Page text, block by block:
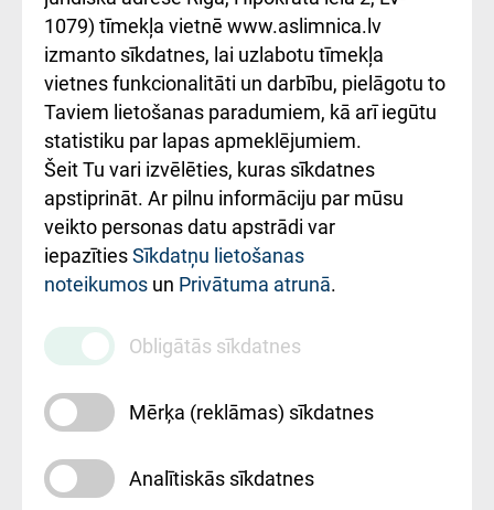
Kā pie mums nokļūt
Rēķinu apmaksas
ceļvedis
Rekvizīti un
ārstniecības
iestādes kods
010000234
Maksas
pakalpojumu
cenrādis
1079) tīmekļa vietnē www.aslimnica.lv
izmanto sīkdatnes, lai uzlabotu tīmekļa
vietnes funkcionalitāti un darbību, pielāgotu to
Taviem lietošanas paradumiem, kā arī iegūtu
statistiku par lapas apmeklējumiem.
Šeit Tu vari izvēlēties, kuras sīkdatnes
apstiprināt. Ar pilnu informāciju par mūsu
veikto personas datu apstrādi var
iepazītiesSīkdatņu lietošanas
noteikumos un Privātuma atrunā.
Obligātās sīkdatnes
Mērķa (reklāmas) sīkdatnes
Analītiskās sīkdatnes